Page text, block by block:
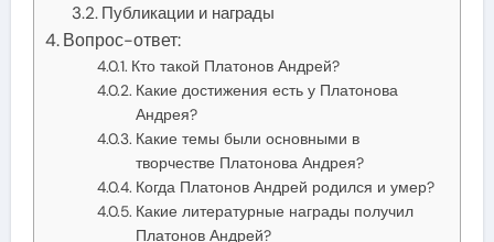
Публикации и награды
Вопрос-ответ:
Кто такой Платонов Андрей?
Какие достижения есть у Платонова
Андрея?
Какие темы были основными в
творчестве Платонова Андрея?
Когда Платонов Андрей родился и умер?
Какие литературные награды получил
Платонов Андрей?